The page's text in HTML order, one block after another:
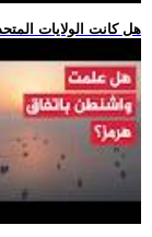
.. هل كانت الولايات